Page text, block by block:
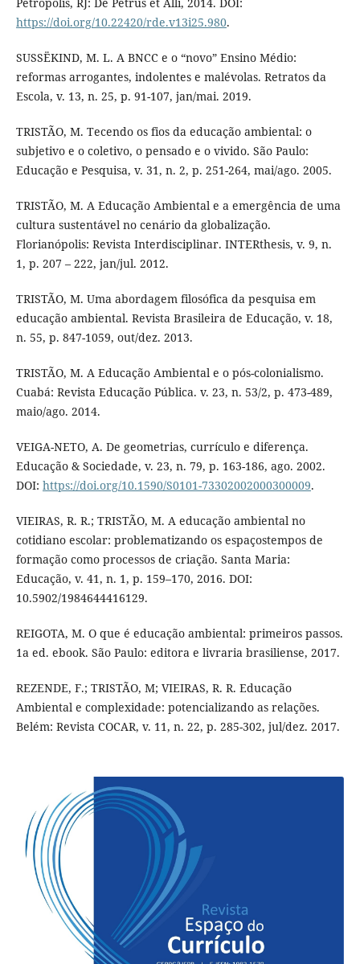
https://doi.org/10.22420/rde.v13i25.980.
SUSSËKIND, M. L. A BNCC e o “novo” Ensino Médio:
reformas arrogantes, indolentes e malévolas. Retratos da
Escola, v. 13, n. 25, p. 91-107, jan/mai. 2019.
TRISTÃO, M. Tecendo os fios da educação ambiental: o
subjetivo e o coletivo, o pensado e o vivido. São Paulo:
Educação e Pesquisa, v. 31, n. 2, p. 251-264, mai/ago. 2005.
TRISTÃO, M. A Educação Ambiental e a emergência de uma
cultura sustentável no cenário da globalização.
Florianópolis: Revista Interdisciplinar. INTERthesis, v. 9, n.
1, p. 207 – 222, jan/jul. 2012.
TRISTÃO, M. Uma abordagem filosófica da pesquisa em
educação ambiental. Revista Brasileira de Educação, v. 18,
n. 55, p. 847-1059, out/dez. 2013.
TRISTÃO, M. A Educação Ambiental e o pós-colonialismo.
Cuabá: Revista Educação Pública. v. 23, n. 53/2, p. 473-489,
maio/ago. 2014.
VEIGA-NETO, A. De geometrias, currículo e diferença.
Educação & Sociedade, v. 23, n. 79, p. 163-186, ago. 2002.
DOI: https://doi.org/10.1590/S0101-73302002000300009.
VIEIRAS, R. R.; TRISTÃO, M. A educação ambiental no
cotidiano escolar: problematizando os espaçostempos de
formação como processos de criação. Santa Maria:
Educação, v. 41, n. 1, p. 159–170, 2016. DOI:
10.5902/1984644416129.
REIGOTA, M. O que é educação ambiental: primeiros passos.
1a ed. ebook. São Paulo: editora e livraria brasiliense, 2017.
REZENDE, F.; TRISTÃO, M; VIEIRAS, R. R. Educação
Ambiental e complexidade: potencializando as relações.
Belém: Revista COCAR, v. 11, n. 22, p. 285-302, jul/dez. 2017.